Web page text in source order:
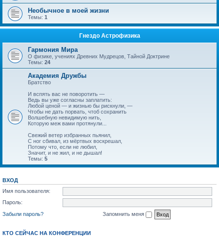
Необычное в моей жизни
Темы: 1
Гнездо Астрофизика
Гармония Мира
О физике, учениях Древних Мудрецов, Тайной Доктрине
Темы: 24
Академия Дружбы
Братство
И вспять вас не поворотить —
Ведь вы уже согласны заплатить:
Любой ценой — и жизнью бы рискнули, —
Чтобы не дать порвать, чтоб сохранить
Волшебную невидимую нить,
Которую меж вами протянули...
Свежий ветер избранных пьянил,
С ног сбивал, из мёртвых воскрешал,
Потому что, если не любил,
Значит, и не жил, и не дышал!
Темы: 5
ВХОД
Имя пользователя:
Пароль:
Забыли пароль?
Запомнить меня
КТО СЕЙЧАС НА КОНФЕРЕНЦИИ